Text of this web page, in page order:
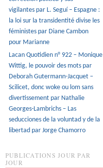
vigilantes par L. Seguí – Espagne :
la loi sur la transidentité divise les
féministes par Diane Cambon
pour Marianne
Lacan Quotidien n° 922 – Monique
Wittig, le pouvoir des mots par
Deborah Gutermann-Jacquet –
Scilicet, donc woke ou lom sans
divertissement par Nathalie
Georges-Lambrichs – Las
seducciones de la voluntad y de la
libertad par Jorge Chamorro
PUBLICATIONS JOUR PAR
JOUR